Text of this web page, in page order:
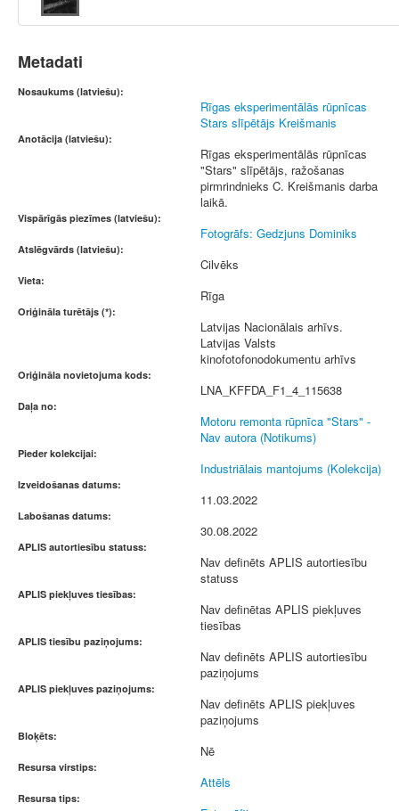
Metadati
Nosaukums (latviešu):
Rīgas eksperimentālās rūpnīcas
Stars slīpētājs Kreišmanis
Anotācija (latviešu):
Rīgas eksperimentālās rūpnīcas
"Stars" slīpētājs, ražošanas
pirmrindnieks C. Kreišmanis darba
laikā.
Vispārīgās piezīmes (latviešu):
Fotogrāfs: Gedzjuns Dominiks
Atslēgvārds (latviešu):
Cilvēks
Vieta:
Rīga
Oriģināla turētājs (*):
Latvijas Nacionālais arhīvs.
Latvijas Valsts
kinofotofonodokumentu arhīvs
Oriģināla novietojuma kods:
LNA_KFFDA_F1_4_115638
Daļa no:
Motoru remonta rūpnīca "Stars" -
Nav autora (Notikums)
Pieder kolekcijai:
Industriālais mantojums (Kolekcija)
Izveidošanas datums:
11.03.2022
Labošanas datums:
30.08.2022
APLIS autortiesību statuss:
Nav definēts APLIS autortiesību
statuss
APLIS piekļuves tiesības:
Nav definētas APLIS piekļuves
tiesības
APLIS tiesību paziņojums:
Nav definēts APLIS autortiesību
paziņojums
APLIS piekļuves paziņojums:
Nav definēts APLIS piekļuves
paziņojums
Bloķēts:
Nē
Resursa virstips:
Attēls
Resursa tips: